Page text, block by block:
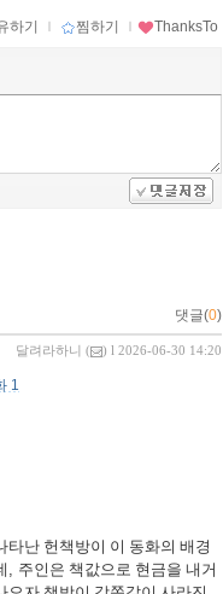
하기 ｌ 찜하기 ｌ ThanksTo
댓글(0)
달려라하니 ( ) l 2026-06-30 14:20
1
타난 헌책방이 이 동화의 배경
주인은 책값으로 현금을 내거